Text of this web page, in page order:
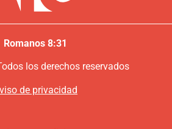
Romanos 8:31
los derechos reservados
de privacidad